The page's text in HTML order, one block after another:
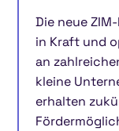
Die neue
in Kraft und
an
kleine
erhalten